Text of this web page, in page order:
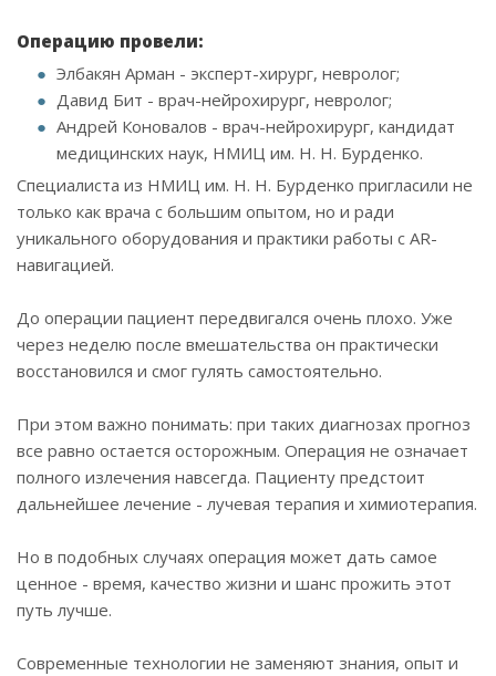
Операцию провели:
Элбакян Арман - эксперт-хирург, невролог;
Давид Бит - врач-нейрохирург, невролог;
Андрей Коновалов - врач-нейрохирург, кандидат
медицинских наук, НМИЦ им. Н. Н. Бурденко.
Специалиста из НМИЦ им. Н. Н. Бурденко пригласили не
только как врача с большим опытом, но и ради
уникального оборудования и практики работы с AR-
навигацией.
До операции пациент передвигался очень плохо. Уже
через неделю после вмешательства он практически
восстановился и смог гулять самостоятельно.
При этом важно понимать: при таких диагнозах прогноз
все равно остается осторожным. Операция не означает
полного излечения навсегда. Пациенту предстоит
дальнейшее лечение - лучевая терапия и химиотерапия.
Но в подобных случаях операция может дать самое
ценное - время, качество жизни и шанс прожить этот
путь лучше.
Современные технологии не заменяют знания, опыт и